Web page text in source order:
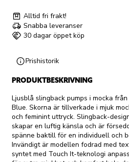
Alltid fri frakt!
Snabba leveranser
30 dagar öppet köp
Prishistorik
PRODUKTBESKRIVNING
Ljusblå slingback pumps i mocka
Blue. Skorna är tillverkade i mjuk
och feminint uttryck. Slingback-
skapar en luftig känsla och är
spänne baktill för en individuell och
Invändigt är modellen fodrad med
syntet med Touch It-teknologi